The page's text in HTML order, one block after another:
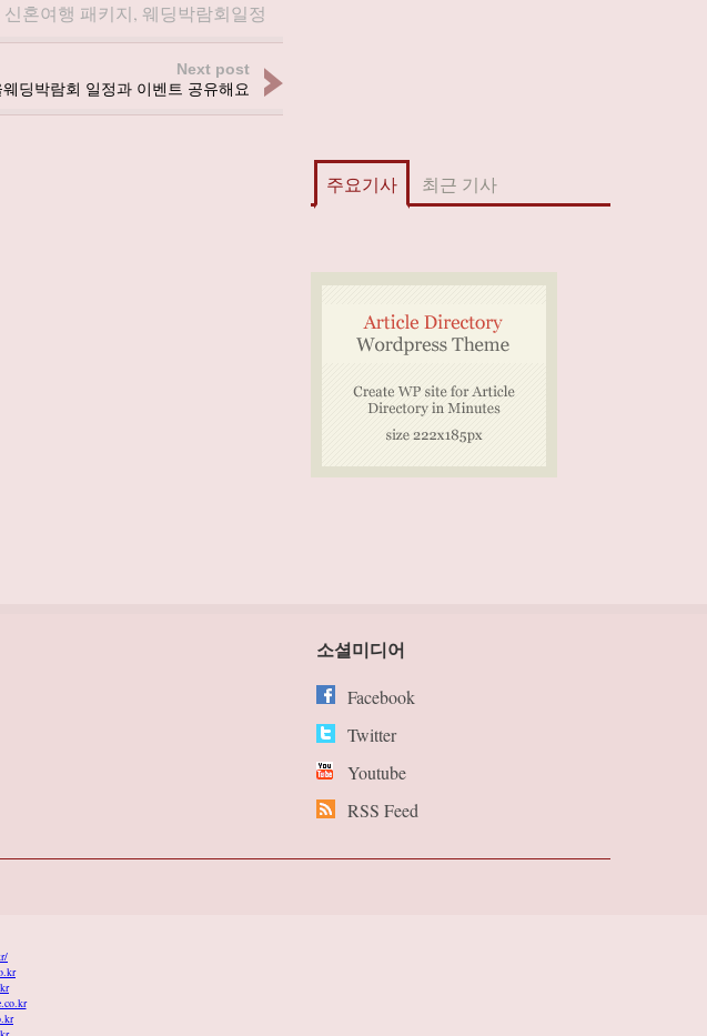
신혼여행 패키지, 웨딩박람회일정
Next post
딩박람회 일정과 이벤트 공유해요
주요기사 최근 기사
소셜미디어
Facebook
Twitter
Youtube
RSS Feed